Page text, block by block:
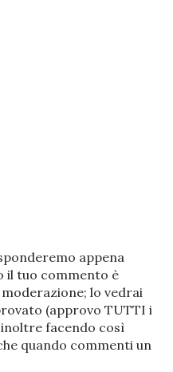
appena
il tuo commento è
lo vedrai
(approvo TUTTI i
facendo così
quando commenti un